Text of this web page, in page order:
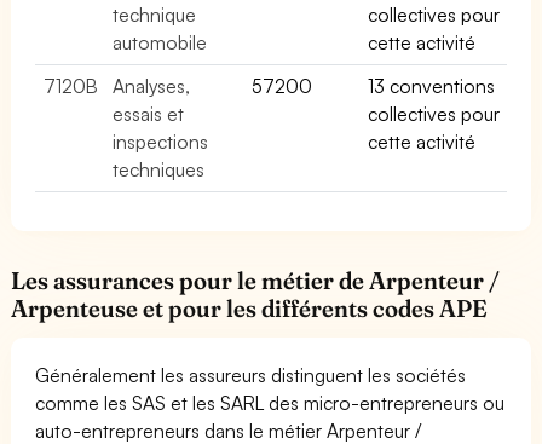
technique
automobile
collectives pour
cette activité
7120B
Analyses,
essais et
inspections
techniques
57200
13 conventions
collectives pour
cette activité
Les assurances pour le métier de Arpenteur /
Arpenteuse et pour les différents codes APE
Généralement les assureurs distinguent les sociétés
comme les SAS et les SARL des micro-entrepreneurs ou
auto-entrepreneurs dans le métier Arpenteur /